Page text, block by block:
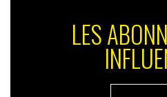
LES